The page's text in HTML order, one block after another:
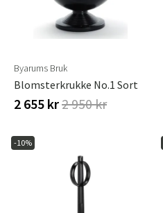
Byarums Bruk
Blomsterkrukke No.1 Sort
2 655 kr2 950 kr
-10%